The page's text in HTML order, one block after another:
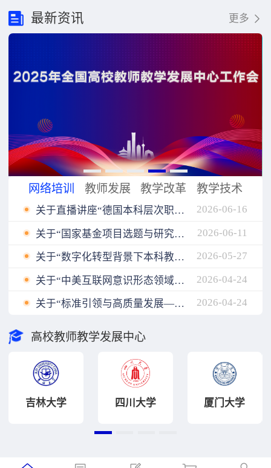
最新资讯 更多
网络培训 教师发展 教学改革 教学技术
关于直播讲座“德国本科层次职业教育人才培养模式与我国职业本科教育发展”延期的公告 2026-06-16
关于“国家基金项目选题与研究设计”改期举办的公告 2026-06-11
关于“数字化转型背景下本科教学质量评价体系的迭代升级与创新实践”直播讲座改期公告 2026-05-27
关于“中美互联网意识形态领域话语权博弈：‌现状与趋势”直播讲座因故取消的公告 2026-04-24
关于“标准引领与高质量发展——高校教师教学发展工作高级研修班”改期举办的公告 2026-04-24
高校教师教学发展中心
吉林大学 四川大学 厦门大学